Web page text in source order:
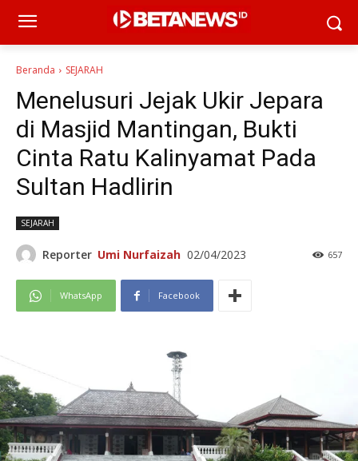
Beranda SEJARAH
Menelusuri Jejak Ukir Jepara
di Masjid Mantingan, Bukti
Cinta Ratu Kalinyamat Pada
Sultan Hadlirin
SEJARAH
Reporter Umi Nurfaizah 02/04/2023 657
WhatsApp Facebook